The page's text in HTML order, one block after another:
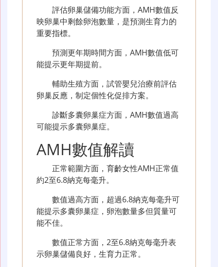
評估卵巢儲備功能方面，AMH數值反
映卵巢中剩餘卵泡數量，是預測生育力的
重要指標。
預測更年期時間方面，AMH數值低可
能提示更年期提前。
輔助生殖方面，試管嬰兒治療前評估
卵巢反應，制定個性化促排方案。
診斷多囊卵巢症方面，AMH數值過高
可能提示多囊卵巢症。
AMH數值解讀
正常範圍方面，育齡女性AMH正常值
約2至6.8納克每毫升。
數值過高方面，超過6.8納克每毫升可
能提示多囊卵巢症，卵泡數量多但質量可
能不佳。
數值正常方面，2至6.8納克每毫升表
示卵巢儲備良好，生育力正常。